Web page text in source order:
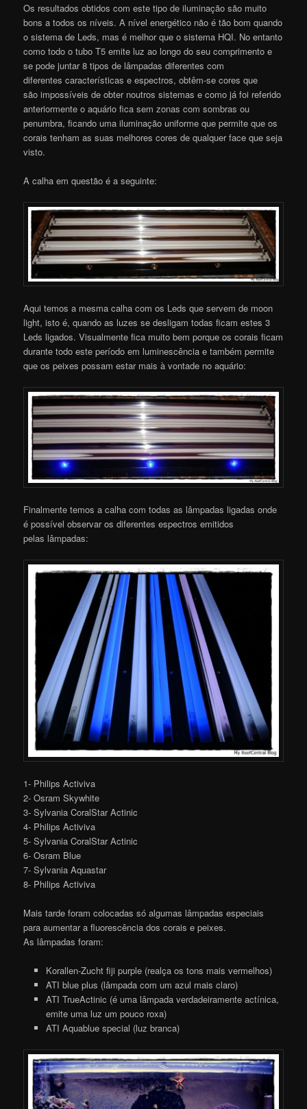
Os resultados obtidos com este tipo de iluminação são muito
bons a todos os níveis. A nível energético não é tão bom quando
o sistema de Leds, mas é melhor que o sistema HQI. No entanto
como todo o tubo T5 emite luz ao longo do seu comprimento e
se pode juntar 8 tipos de lâmpadas diferentes com
diferentes características e espectros, obtêm-se cores que
são impossíveis de obter noutros sistemas e como já foi referido
anteriormente o aquário fica sem zonas com sombras ou
penumbra, ficando uma iluminação uniforme que permite que os
corais tenham as suas melhores cores de qualquer face que seja
visto.
A calha em questão é a seguinte:
Aqui temos a mesma calha com os Leds que servem de moon
light, isto é, quando as luzes se desligam todas ficam estes 3
Leds ligados. Visualmente fica muito bem porque os corais ficam
durante todo este período em luminescência e também permite
que os peixes possam estar mais à vontade no aquário:
Finalmente temos a calha com todas as lâmpadas ligadas onde
é possível observar os diferentes espectros emitidos
pelas lâmpadas:
1- Philips Activiva
2- Osram Skywhite
3- Sylvania CoralStar Actinic
4- Philips Activiva
5- Sylvania CoralStar Actinic
6- Osram Blue
7- Sylvania Aquastar
8- Philips Activiva
Mais tarde foram colocadas só algumas lâmpadas especiais
para aumentar a fluorescência dos corais e peixes.
As lâmpadas foram:
Korallen-Zucht fiji purple (realça os tons mais vermelhos)
ATI blue plus (lâmpada com um azul mais claro)
ATI TrueActinic (é uma lâmpada verdadeiramente actínica,
emite uma luz um pouco roxa)
ATI Aquablue special (luz branca)